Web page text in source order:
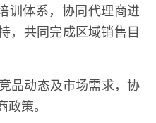
训体系，协同代理商进
，共同完成区域销售目
品动态及市场需求，协
策。